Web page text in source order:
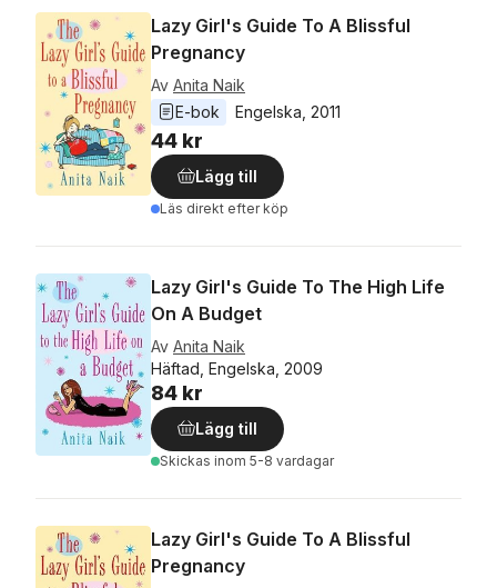
Lazy Girl's Guide To A Blissful
Pregnancy
Av Anita Naik
E-bok
Engelska 2011
44 kr
Lägg till
Läs direkt efter köp
Lazy Girl's Guide To The High Life
On A Budget
Av Anita Naik
Häftad, Engelska, 2009
84 kr
Lägg till
Skickas inom 5-8 vardagar
Lazy Girl's Guide To A Blissful
Pregnancy